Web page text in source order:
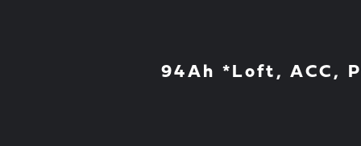
94Ah *Loft, ACC,